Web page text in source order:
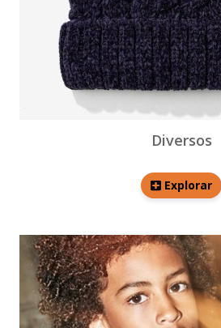
Diversos
Explorar